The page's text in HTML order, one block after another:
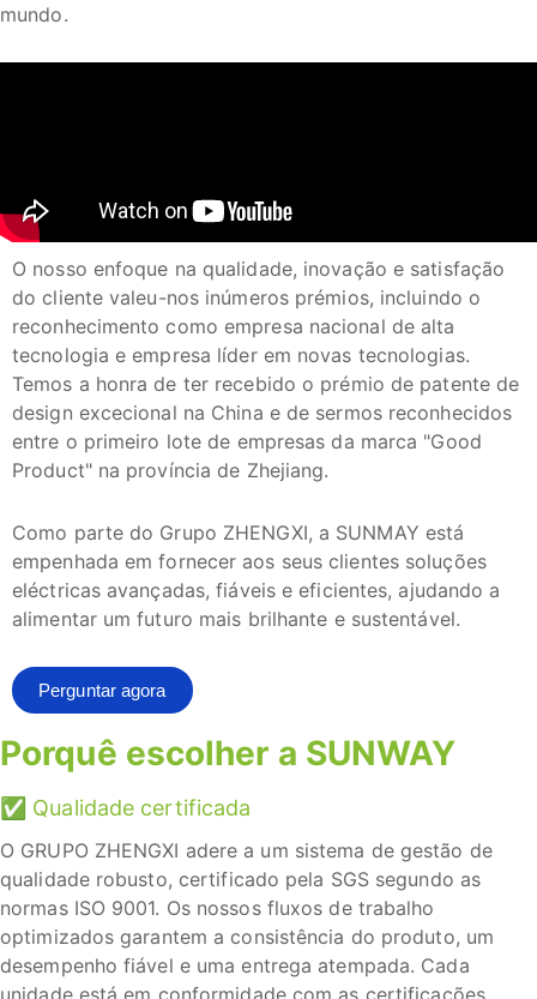
mundo.
O nosso enfoque na qualidade, inovação e satisfação
do cliente valeu-nos inúmeros prémios, incluindo o
reconhecimento como empresa nacional de alta
tecnologia e empresa líder em novas tecnologias.
Temos a honra de ter recebido o prémio de patente de
design excecional na China e de sermos reconhecidos
entre o primeiro lote de empresas da marca "Good
Product" na província de Zhejiang.
Como parte do Grupo ZHENGXI, a SUNMAY está
empenhada em fornecer aos seus clientes soluções
eléctricas avançadas, fiáveis e eficientes, ajudando a
alimentar um futuro mais brilhante e sustentável.
Perguntar agora
Porquê escolher a SUNWAY
✅ Qualidade certificada
O GRUPO ZHENGXI adere a um sistema de gestão de
qualidade robusto, certificado pela SGS segundo as
normas ISO 9001. Os nossos fluxos de trabalho
optimizados garantem a consistência do produto, um
desempenho fiável e uma entrega atempada. Cada
unidade está em conformidade com as certificações